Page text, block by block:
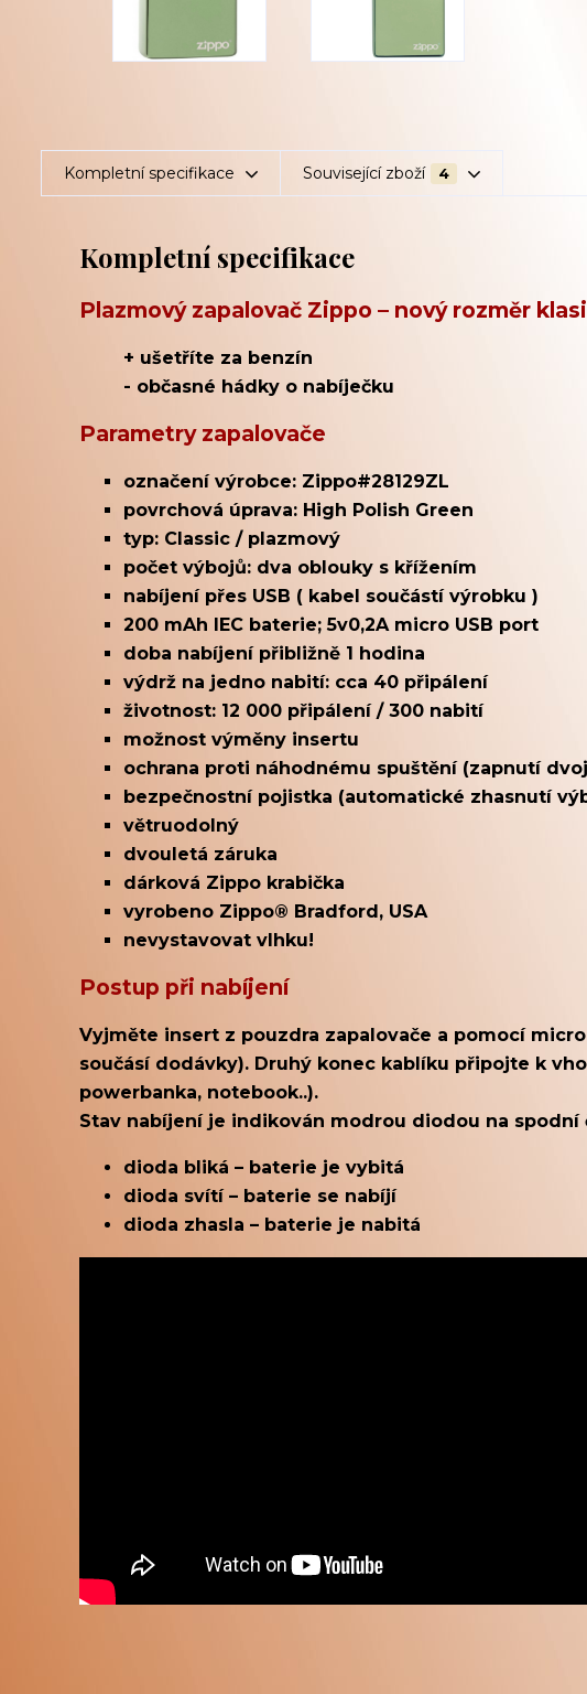
Kompletní specifikace Související zboží 4
Kompletní specifikace
Plazmový zapalovač Zippo – nový rozměr
+ ušetříte za benzín
- občasné hádky o nabíječku
Parametry zapalovače
označení výrobce: Zippo#28129ZL
povrchová úprava: High Polish Green
typ: Classic / plazmový
počet výbojů: dva oblouky s křížením
nabíjení přes USB ( kabel součástí výrobku )
200 mAh IEC baterie;5v0,2A micro USB port
doba nabíjení přibližně 1 hodina
výdrž na jedno nabití: cca 40 připálení
životnost: 12 000 připálení / 300 nabití
možnost výměny insertu
ochrana proti náhodnému spuštění (zapnutí
bezpečnostní pojistka (automatické zhasnutí
větruodolný
dvouletá záruka
dárková Zippo krabička
vyrobeno Zippo® Bradford, USA
nevystavovat vlhku!
Postup při nabíjení
Vyjměte insert z pouzdra zapalovače a pomocí
součásí dodávky). Druhý konec kablíku připojte k
powerbanka, notebook..).
Stav nabíjení je indikován modrou diodou na spodní
dioda bliká – baterie je vybitá
dioda svítí – baterie se nabíjí
dioda zhasla – baterie je nabitá